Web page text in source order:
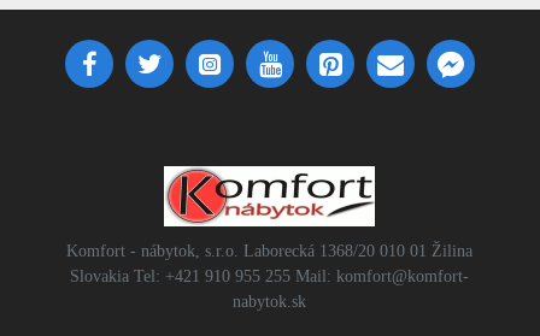
Komfort - nábytok, s.r.o. Laborecká 1368/20 010 01 Žilina
Slovakia Tel: +421 910 955 255 Mail: komfort@komfort-
nabytok.sk